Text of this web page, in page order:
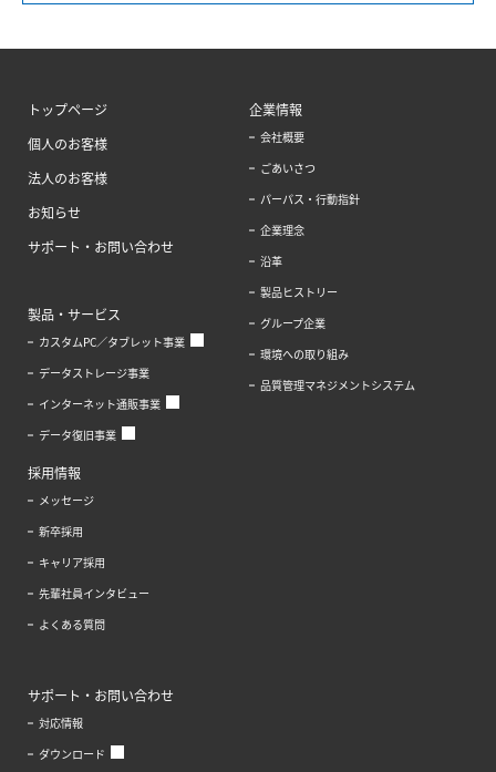
トップページ
個人のお客様
法人のお客様
お知らせ
サポート・お問い合わせ
製品・サービス
カスタムPC／タブレット事業
データストレージ事業
インターネット通販事業
データ復旧事業
企業情報
会社概要
ごあいさつ
パーパス・行動指針
企業理念
沿革
製品ヒストリー
グループ企業
環境への取り組み
品質管理マネジメントシステム
採用情報
メッセージ
新卒採用
キャリア採用
先輩社員インタビュー
よくある質問
サポート・お問い合わせ
対応情報
ダウンロード